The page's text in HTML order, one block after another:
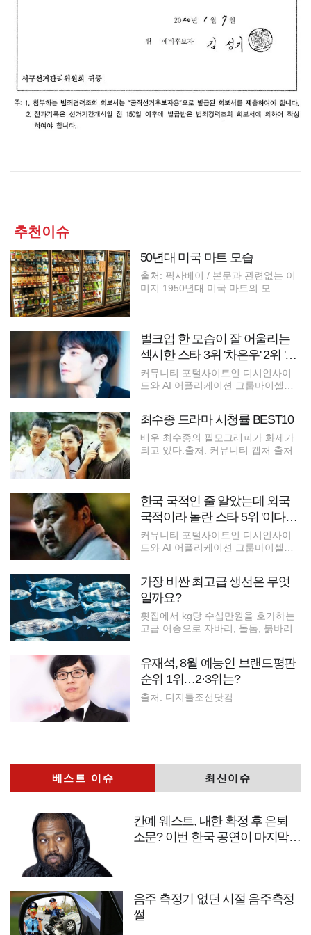
추천이슈
50년대 미국 마트 모습
출처: 픽사베이 / 본문과 관련없는 이
미지 1950년대 미국 마트의 모
벌크업 한 모습이 잘 어울리는
섹시한 스타 3위 '차은우' 2위 '김
우빈', 1위는?
커뮤니티 포털사이트인 디시인사이
드와 AI 어플리케이션 그룹마이셀럽
최수종 드라마 시청률 BEST10
배우 최수종의 필모그래피가 화제가
되고 있다.출처: 커뮤니티 캡처 출처
한국 국적인 줄 알았는데 외국
국적이라 놀란 스타 5위 '이다해'
1위는?
커뮤니티 포털사이트인 디시인사이
드와 AI 어플리케이션 그룹마이셀럽
가장 비싼 최고급 생선은 무엇
일까요?
횟집에서 kg당 수십만원을 호가하는
고급 어종으로 자바리, 돌돔, 붉바리
유재석, 8월 예능인 브랜드평판
순위 1위…2·3위는?
출처: 디지틀조선닷컴
베스트 이슈 최신이슈
칸예 웨스트, 내한 확정 후 은퇴
소문? 이번 한국 공연이 마지막
음주 측정기 없던 시절 음주측정
썰